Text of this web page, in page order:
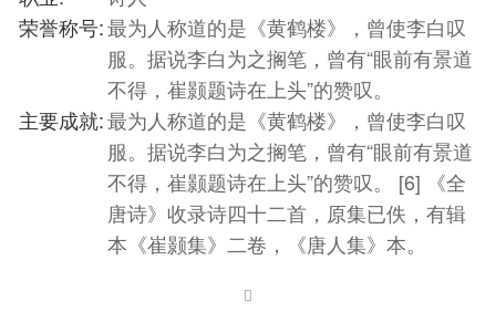
荣誉称号:最为人称道的是《黄鹤楼》，曾使李白叹
服。据说李白为之搁笔，曾有“眼前有景道
不得，崔颢题诗在上头”的赞叹。
主要成就:最为人称道的是《黄鹤楼》，曾使李白叹
服。据说李白为之搁笔，曾有“眼前有景道
不得，崔颢题诗在上头”的赞叹。 [6] 《全
唐诗》收录诗四十二首，原集已佚，有辑
本《崔颢集》二卷，《唐人集》本。